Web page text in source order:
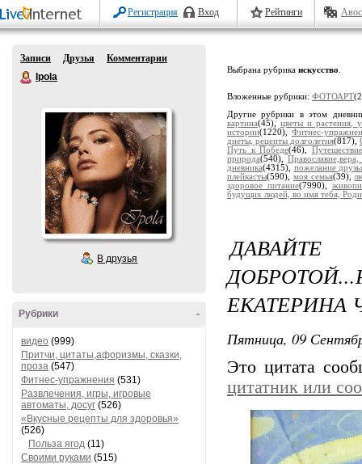
Регистрация Вход Рейтинги
Записи Друзья
Комментарии
Ipola
В друзья
-
Рубрики
видео (999)
Притчи, цитаты,афоризмы, сказки,
проза (547)
Фитнес-упражнения (531)
Развлечения, игры, игровые
автоматы, досуг (526)
«Вкусные рецепты для здоровья»
(526)
Польза ягод (11)
Своими руками (515)
Выбрана рубрика искусство
Вложенные рубрики: ФОТОАРТ
Другие рубрики в этом
картина(45),цветы и растения,
истории(1220), Фитнес-
диеты, рецепты долголетия(817),
Путь к Победе(46),
природа(540),
дневника(4315), пожелание
плейкасты(590), моя семья(39),
здоровое питание(7990),
будущих людей, во имя тебя,
ДАВАЙТЕ
ЕКАТЕРИНА
Пятница, 09
Это цитата
цитатник или